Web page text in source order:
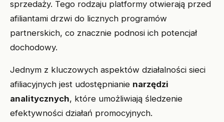
sprzedaży. Tego rodzaju platformy otwierają przed
afiliantami drzwi do licznych programów
partnerskich, co znacznie podnosi ich potencjał
dochodowy.
Jednym z kluczowych aspektów działalności sieci
afiliacyjnych jest udostępnianie narzędzi
analitycznych, które umożliwiają śledzenie
efektywności działań promocyjnych.